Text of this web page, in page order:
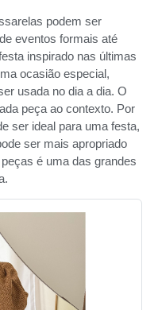
podem ser
eventos formais até
inspirado nas últimas
ocasião especial,
usada no dia a dia. O
peça ao contexto. Por
ser ideal para uma festa,
ser mais apropriado
é uma das grandes